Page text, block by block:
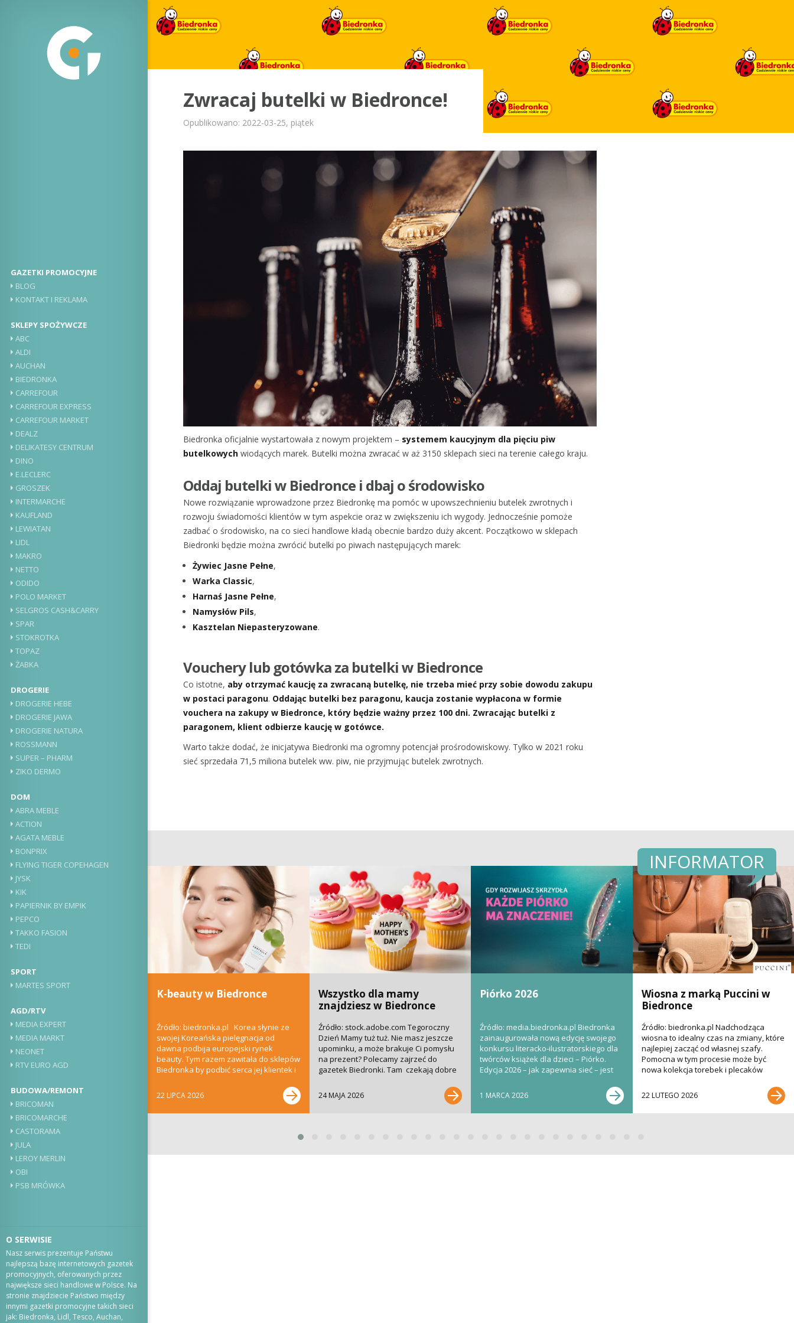
GAZETKI PROMOCYJNE
BLOG
KONTAKT I REKLAMA
SKLEPY SPOŻYWCZE
ABC
ALDI
AUCHAN
BIEDRONKA
CARREFOUR
CARREFOUR EXPRESS
CARREFOUR MARKET
DEALZ
DELIKATESY CENTRUM
DINO
E.LECLERC
GROSZEK
INTERMARCHE
KAUFLAND
LEWIATAN
LIDL
MAKRO
NETTO
ODIDO
POLO MARKET
SELGROS CASH&CARRY
SPAR
STOKROTKA
TOPAZ
ŻABKA
DROGERIE
DROGERIE HEBE
DROGERIE JAWA
DROGERIE NATURA
ROSSMANN
SUPER – PHARM
ZIKO DERMO
DOM
ABRA MEBLE
ACTION
AGATA MEBLE
BONPRIX
FLYING TIGER COPEHAGEN
JYSK
KIK
PAPIERNIK BY EMPIK
PEPCO
TAKKO FASION
TEDI
SPORT
MARTES SPORT
AGD/RTV
MEDIA EXPERT
MEDIA MARKT
NEONET
RTV EURO AGD
BUDOWA/REMONT
BRICOMAN
BRICOMARCHE
CASTORAMA
JULA
LEROY MERLIN
OBI
PSB MRÓWKA
O SERWISIE
Nasz serwis prezentuje Państwu
najlepszą bazę internetowych gazetek
promocyjnych, oferowanych przez
największe sieci handlowe w Polsce. Na
stronie znajdziecie Państwo między
innymi gazetki promocyjne takich sieci
jak: Biedronka, Lidl, Tesco, Auchan,
Zwracaj butelki w Biedronce!
Opublikowano: 2022-03-25, piątek
Biedronka oficjalnie wystartowała z nowym projektem – systemem kaucyjnym dla pięciu piw
butelkowych wiodących marek. Butelki można zwracać w aż 3150 sklepach sieci na terenie całego kraju.
Oddaj butelki w Biedronce i dbaj o środowisko
Nowe rozwiązanie wprowadzone przez Biedronkę ma pomóc w upowszechnieniu butelek zwrotnych i
rozwoju świadomości klientów w tym aspekcie oraz w zwiększeniu ich wygody. Jednocześnie pomoże
zadbać o środowisko, na co sieci handlowe kładą obecnie bardzo duży akcent. Początkowo w sklepach
Biedronki będzie można zwrócić butelki po piwach następujących marek:
Żywiec Jasne Pełne,
Warka Classic,
Harnaś Jasne Pełne,
Namysłów Pils,
Kasztelan Niepasteryzowane.
Vouchery lub gotówka za butelki w Biedronce
Co istotne, aby otrzymać kaucję za zwracaną butelkę, nie trzeba mieć przy sobie dowodu zakupu
w postaci paragonu. Oddając butelki bez paragonu, kaucja zostanie wypłacona w formie
vouchera na zakupy w Biedronce, który będzie ważny przez 100 dni. Zwracając butelki z
paragonem, klient odbierze kaucję w gotówce.
Warto także dodać, że inicjatywa Biedronki ma ogromny potencjał prośrodowiskowy. Tylko w 2021 roku
sieć sprzedała 71,5 miliona butelek ww. piw, nie przyjmując butelek zwrotnych.
INFORMATOR
K-beauty w Biedronce
Źródło: biedronka.pl Korea słynie ze
swojej Koreańska pielęgnacja od
dawna podbija europejski rynek
beauty. Tym razem zawitała do sklepów
Biedronka by podbić serca jej klientek i
22 LIPCA 2026
Wszystko dla mamy
znajdziesz w Biedronce
Źródło: stock.adobe.com Tegoroczny
Dzień Mamy tuż tuż. Nie masz jeszcze
upominku, a może brakuje Ci pomysłu
na prezent? Polecamy zajrzeć do
gazetek Biedronki. Tam czekają dobre
24 MAJA 2026
Piórko 2026
Źródło: media.biedronka.pl Biedronka
zainaugurowała nową edycję swojego
konkursu literacko-ilustratorskiego dla
twórców książek dla dzieci – Piórko.
Edycja 2026 – jak zapewnia sieć – jest
1 MARCA 2026
Wiosna z marką Puccini w
Biedronce
Źródło: biedronka.pl Nadchodząca
wiosna to idealny czas na zmiany, które
najlepiej zacząć od własnej szafy.
Pomocna w tym procesie może być
nowa kolekcja torebek i plecaków
22 LUTEGO 2026